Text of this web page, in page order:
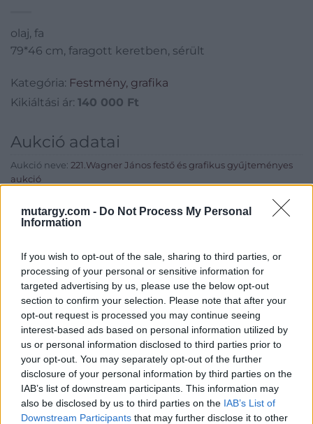
mutargy.com - Do Not Process My Personal
Information
If you wish to opt-out of the sale, sharing to third parties, or
processing of your personal or sensitive information for
targeted advertising by us, please use the below opt-out
section to confirm your selection. Please note that after your
opt-out request is processed you may continue seeing
interest-based ads based on personal information utilized by
us or personal information disclosed to third parties prior to
your opt-out. You may separately opt-out of the further
disclosure of your personal information by third parties on the
IAB’s list of downstream participants. This information may
also be disclosed by us to third parties on the IAB’s List of
Downstream Participants that may further disclose it to other
olaj, fa
79*46 cm, faragott keretben, sérült
Kategória: Festmény, grafika
Kikiáltási ár: 140 000 Ft
Aukció adatai
Aukció neve: 221.Wagner János festő és grafikus gyűjteményes
aukció
Aukció ideje: 17:00
Tételszám: 823
Eladó adatai
Eladó:Nagyházi Galéria és
Aukciósház
Cím: Müller Márta
Nagyházi Galéria és Aukciósház
Kft.
1055 Budapest, Balaton utca 8.